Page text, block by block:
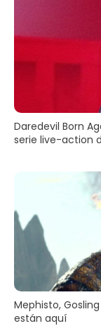
Daredevil Born
serie live-action
Mephisto,
están aquí